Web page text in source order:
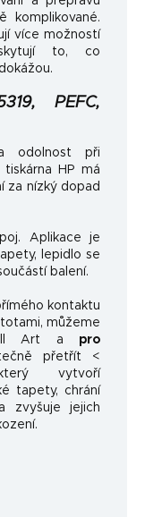
komplikované.
více možností
to, co
PEFC,
odolnost při
HP má
za nízký dopad
Aplikace je
lepidlo se
balení.
kontaktu
můžeme
Art a pro
přetřít <
vytvoří
tapety, chrání
zvyšuje jejich